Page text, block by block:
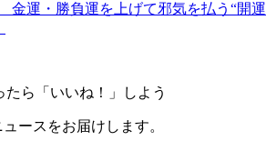
金運・勝負運を上げて邪気を払う“開運
たら「いいね！」しよう
ースをお届けします。